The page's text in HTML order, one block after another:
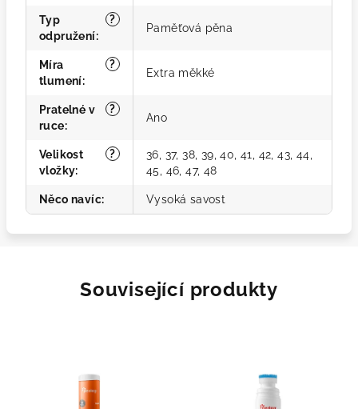
?
Typ
odpružení:
Paměťová pěna
?
Míra
tlumení:
Extra měkké
?
Pratelné v
ruce:
Ano
?
Velikost
vložky:
36, 37, 38, 39, 40, 41, 42, 43, 44,
45, 46, 47, 48
Něco navíc: Vysoká savost
Související produkty